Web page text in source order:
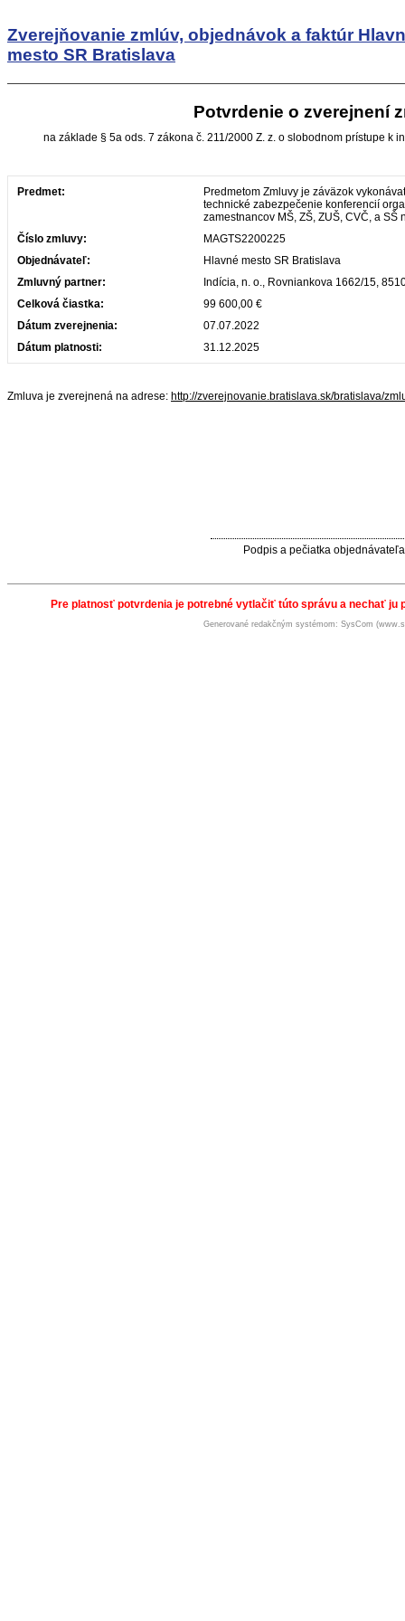
Zverejňovanie zmlúv, objednávok a faktúr
mesto SR Bratislava
Potvrdenie o zverejnení
na základe § 5a ods. 7 zákona č. 211/2000 Z. z. o slobodnom prístupe k
Predmet:
Predmetom Zmluvy je záväzok
technické zabezpečenie konferencií
zamestnancov MŠ, ZŠ, ZUŠ, CVČ, a SŠ
Číslo zmluvy:
MAGTS2200225
Objednávateľ:
Hlavné mesto SR Bratislava
Zmluvný partner:
Indícia, n. o., Rovniankova 1662/15,
Celková čiastka:
99 600,00 €
Dátum zverejnenia:
07.07.2022
Dátum platnosti:
31.12.2025
Zmluva je zverejnená na adrese: http://zverejnovanie.bratislava.sk/bratislava/
Podpis a pečiatka objednávateľa
Pre platnosť potvrdenia je potrebné vytlačiť túto správu a nechať ju
Generované redakčným systémom: SysCom